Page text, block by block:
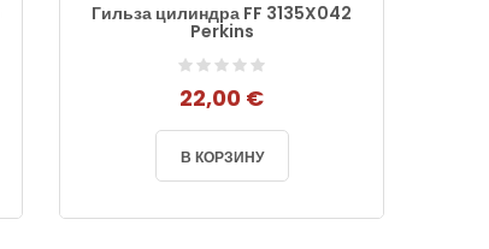
Гильза цилиндра FF 3135X042
Perkins
22,00 €
В КОРЗИНУ